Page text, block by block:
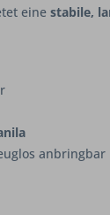
eine stabile,
anbringbar